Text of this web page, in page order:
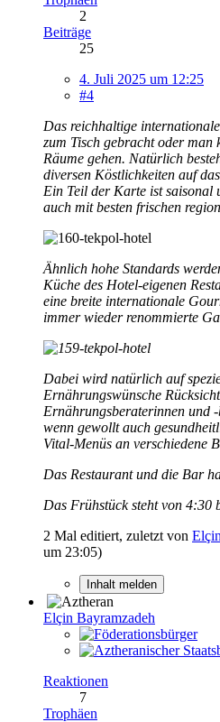
2
Beiträge
25
4. Juli 2025 um 12:25
#4
Das reichhaltige
zum Tisch gebracht oder man
Räume gehen. Natürlich
diversen Köstlichkeiten auf
Ein Teil der Karte ist saisonal
auch mit besten frischen
Ähnlich hohe Standards
Küche des Hotel-eigenen
eine breite internationale
immer wieder renommierte
Dabei wird natürlich auf
Ernährungswünsche
Ernährungsberaterinnen und
wenn gewollt auch
Vital-Menüs an verschiedene
Das Restaurant und die Bar
Das Frühstück steht von 4:30
2 Mal editiert, zuletzt von
um 23:05)
Inhalt melden
Elçin Bayramzadeh
Reaktionen
7
Trophäen